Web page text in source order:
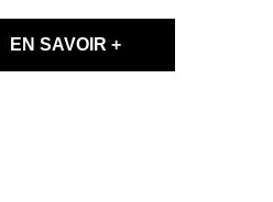
EN SAVOIR +